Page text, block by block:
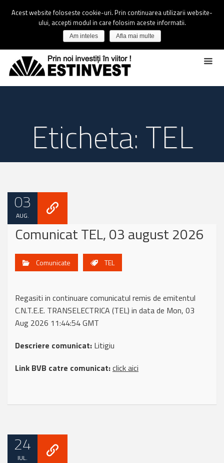
Eticheta: TEL
03
AUG.
Comunicat TEL, 03 august 2026
Comunicate TEL
Regasiti in continuare comunicatul remis de emitentul
C.N.T.E.E. TRANSELECTRICA (TEL) in data de Mon, 03
Aug 2026 11:44:54 GMT
Descriere comunicat: Litigiu
Link BVB catre comunicat:click aici
24
IUL.
Acest website foloseste cookie-uri. Prin continuarea utilizarii website-
ului, accepti modul in care folosim aceste informatii.
Am inteles Afla mai multe